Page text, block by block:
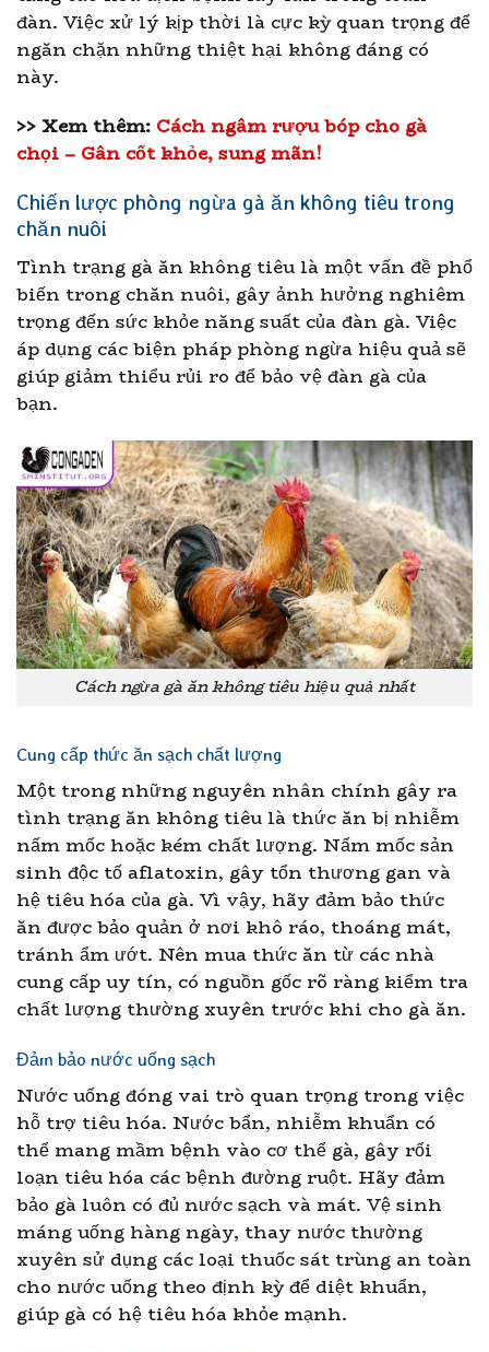
đàn. Việc xử lý kịp thời là cực kỳ quan trọng để
ngăn chặn những thiệt hại không đáng có
này.
>> Xem thêm: Cách ngâm rượu bóp cho gà
chọi – Gân cốt khỏe, sung mãn!
Chiến lược phòng ngừa gà ăn không tiêu trong
chăn nuôi
Tình trạng gà ăn không tiêu là một vấn đề phổ
biến trong chăn nuôi, gây ảnh hưởng nghiêm
trọng đến sức khỏe năng suất của đàn gà. Việc
áp dụng các biện pháp phòng ngừa hiệu quả sẽ
giúp giảm thiểu rủi ro để bảo vệ đàn gà của
bạn.
Cách ngừa gà ăn không tiêu hiệu quả nhất
Cung cấp thức ăn sạch chất lượng
Một trong những nguyên nhân chính gây ra
tình trạng ăn không tiêu là thức ăn bị nhiễm
nấm mốc hoặc kém chất lượng. Nấm mốc sản
sinh độc tố aflatoxin, gây tổn thương gan và
hệ tiêu hóa của gà. Vì vậy, hãy đảm bảo thức
ăn được bảo quản ở nơi khô ráo, thoáng mát,
tránh ẩm ướt. Nên mua thức ăn từ các nhà
cung cấp uy tín, có nguồn gốc rõ ràng kiểm tra
chất lượng thường xuyên trước khi cho gà ăn.
Đảm bảo nước uống sạch
Nước uống đóng vai trò quan trọng trong việc
hỗ trợ tiêu hóa. Nước bẩn, nhiễm khuẩn có
thể mang mầm bệnh vào cơ thể gà, gây rối
loạn tiêu hóa các bệnh đường ruột. Hãy đảm
bảo gà luôn có đủ nước sạch và mát. Vệ sinh
máng uống hàng ngày, thay nước thường
xuyên sử dụng các loại thuốc sát trùng an toàn
cho nước uống theo định kỳ để diệt khuẩn,
giúp gà có hệ tiêu hóa khỏe mạnh.